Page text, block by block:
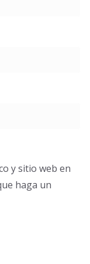
y sitio web en
haga un